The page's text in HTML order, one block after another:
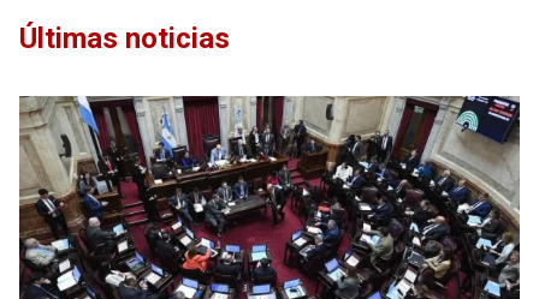
Últimas noticias